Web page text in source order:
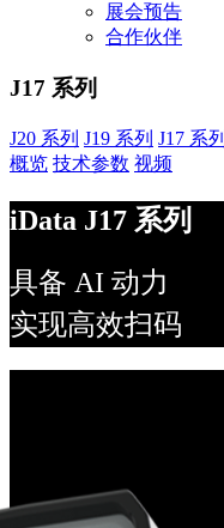
展会预告
合作伙伴
J17 系列
J20 系列 J19 系列 J17 系列
概览 技术参数 视频
iData J17 系列
具备 AI 动力
实现高效扫码